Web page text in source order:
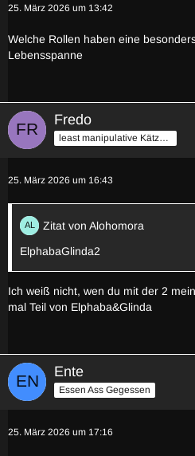
25. März 2026 um 13:42
Welche Rollen haben eine
Lebensspanne
Fredo
least manipulative Kätzchen
25. März 2026 um 16:43
Zitat von Alohomora
ElphabaGlinda2
Ich weiß nicht, wen du mit der 2
mal Teil von Elphaba&Glinda
Ente
Essen Ass Gegessen
25. März 2026 um 17:16